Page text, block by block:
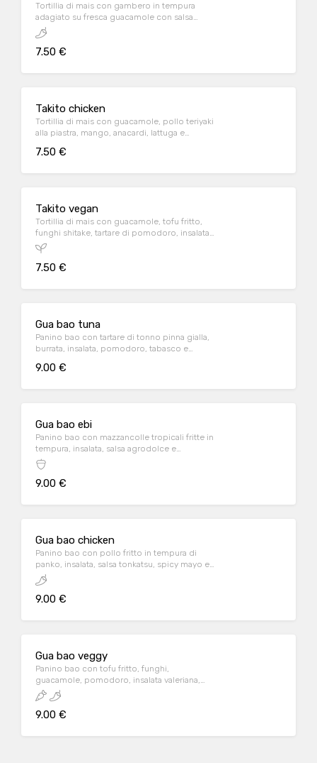
Tortillia di mais con gambero in tempura
adagiato su fresca guacamole con salsa
teriyaki e spicy mayo
7.50 €
Takito chicken
Tortillia di mais con guacamole, pollo teriyaki
alla piastra, mango, anacardi, lattuga e
7.50 €
Takito vegan
Tortillia di mais con guacamole, tofu fritto,
funghi shitake, tartare di pomodoro, insalata
valeriana, salsa teriyaki
7.50 €
Gua bao tuna
Panino bao con tartare di tonno pinna gialla,
burrata, insalata, pomodoro, tabasco e
9.00 €
Gua bao ebi
Panino bao con mazzancolle tropicali fritte in
tempura, insalata, salsa agrodolce e
mandorle
9.00 €
Gua bao chicken
Panino bao con pollo fritto in tempura di
panko, insalata, salsa tonkatsu, spicy mayo e
sesamo bianco
9.00 €
Gua bao veggy
Panino bao con tofu fritto, funghi,
guacamole, pomodoro, insalata valeriana,
salsa teriyaki
9.00 €